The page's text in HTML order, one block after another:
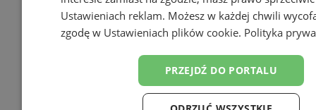
Doradztwo podatkowe dla Ciebie
Największy sklep z częściami
online!
Sprawdź jak wypełnić wniosek o
Tworzenie stron www - Katowice
Ustawieniach reklam. Możesz w każdej chwili
zgodę w Ustawieniach plików cookie. Polityka
PRZEJDŹ DO PORTALU